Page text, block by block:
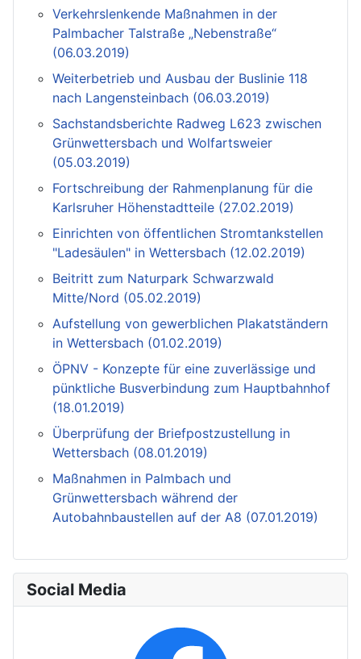
Verkehrslenkende Maßnahmen in der
Palmbacher Talstraße „Nebenstraße“
(06.03.2019)
Weiterbetrieb und Ausbau der Buslinie 118
nach Langensteinbach (06.03.2019)
Sachstandsberichte Radweg L623 zwischen
Grünwettersbach und Wolfartsweier
(05.03.2019)
Fortschreibung der Rahmenplanung für die
Karlsruher Höhenstadtteile (27.02.2019)
Einrichten von öffentlichen Stromtankstellen
"Ladesäulen" in Wettersbach (12.02.2019)
Beitritt zum Naturpark Schwarzwald
Mitte/Nord (05.02.2019)
Aufstellung von gewerblichen Plakatständern
in Wettersbach (01.02.2019)
ÖPNV - Konzepte für eine zuverlässige und
pünktliche Busverbindung zum Hauptbahnhof
(18.01.2019)
Überprüfung der Briefpostzustellung in
Wettersbach (08.01.2019)
Maßnahmen in Palmbach und
Grünwettersbach während der
Autobahnbaustellen auf der A8 (07.01.2019)
Social Media